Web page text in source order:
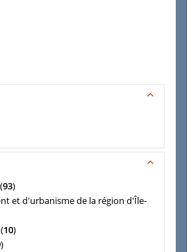
(93)
et d'urbanisme de la région d'Île-
(10)
)